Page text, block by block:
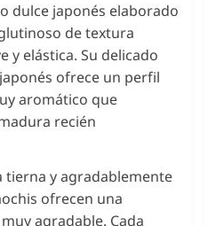
dulce japonés elaborado
de textura
y elástica. Su delicado
ofrece un perfil
aromático que
recién
tierna y agradablemente
ofrecen una
agradable. Cada